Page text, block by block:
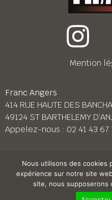
Mention
Franc Angers
414 RUE HAUTE DES
49124 ST BARTHELEMY
Appelez-nous : 02 41 43 67
Franc Le Mans
158 BD PIERRE LEFAUCHEUX
72230 ARNAGE
02 43 87
Nous utilisons des cookies
expérience sur notre site
site, nous supposerons